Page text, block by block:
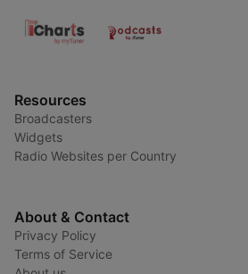
Resources
Broadcasters
Widgets
Radio Websites per Country
About & Contact
Privacy Policy
Terms of Service